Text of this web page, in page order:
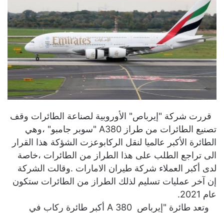
قررت شركة "إيرباص" الأوروبية لصناعة الطائرات وقف
تصنيع الطائرات من طراز A380 "سوبر جامبو" ،وهي
الطائرة الأكبر عالميا لنقل الركابوعزت الشؤكة هذا القرار
الى تراجع الطلب على هذا الطراز من الطائرات ،خاصة
لدى أكبر العملاء شركة طيران الامارات .وقالت الشركة
إن آخر عمليات تسليم لذلك الطراز من الطائرات ستكون
عام 2021.
وتعد طائرة "إيرباص 380 A أكبر طائرة ركاب في